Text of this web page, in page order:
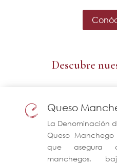
Descubre
Queso
La Denominación
Queso
que asegura
manchegos,